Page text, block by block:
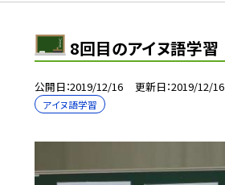
8回目のアイヌ語学習
公開日 2019/12/16 更新日 2019/12/16
アイヌ語学習